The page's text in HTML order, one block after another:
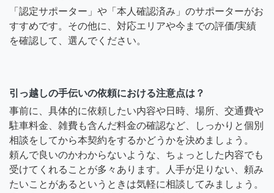
「認定サポーター」や「本人確認済み」のサポーターがお
すすめです。その他に、対応エリアや今までの評価/実績
を確認して、選んでください。
引っ越しの手伝いの依頼における注意点は？
事前に、具体的に依頼したい内容や日時、場所、交通費や
駐車料金、雑費も含んだ料金の確認など、しっかりと個別
相談をしてから本契約をするかどうかを決めましょう。
頼んで良いのかわからないような、ちょっとした内容でも
受けてくれることが多々あります。人手が足りない、頼み
たいことがあるというときは気軽に相談してみましょう。